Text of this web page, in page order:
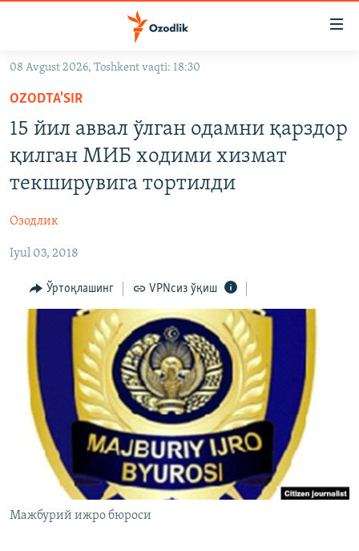
Асосий
навигацияга
ўтинг
Қидиришга
ўтинг
На русском
ИЖТИМОИЙ ТАРМОҚЛАР
Озодлик бошқа тилларда
08 Avgust 2026, Toshkent vaqti: 18:30
OZODTA'SIR
15 йил аввал ўлган одамни қарздор
қилган МИБ ходими хизмат
текширувига тортилди
Озодлик
Iyul 03, 2018
Ўртоқлашинг VPNсиз ўқиш
Мажбурий ижро бюроси